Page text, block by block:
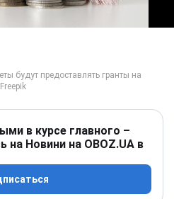
в курсе главного –
на Новини на OBOZ.UA в